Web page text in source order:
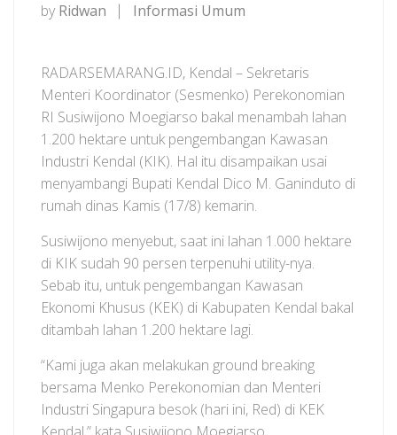
by Ridwan Informasi Umum
RADARSEMARANG.ID, Kendal – Sekretaris
Menteri Koordinator (Sesmenko) Perekonomian
RI Susiwijono Moegiarso bakal menambah lahan
1.200 hektare untuk pengembangan Kawasan
Industri Kendal (KIK). Hal itu disampaikan usai
menyambangi Bupati Kendal Dico M. Ganinduto di
rumah dinas Kamis (17/8) kemarin.
Susiwijono menyebut, saat ini lahan 1.000 hektare
di KIK sudah 90 persen terpenuhi utility-nya.
Sebab itu, untuk pengembangan Kawasan
Ekonomi Khusus (KEK) di Kabupaten Kendal bakal
ditambah lahan 1.200 hektare lagi.
“Kami juga akan melakukan ground breaking
bersama Menko Perekonomian dan Menteri
Industri Singapura besok (hari ini, Red) di KEK